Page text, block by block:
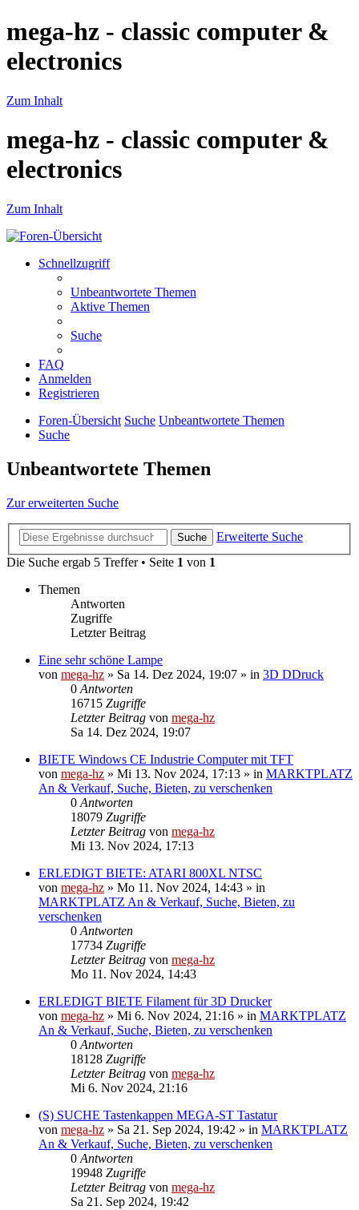
mega-hz - classic computer &
electronics
Zum Inhalt
mega-hz - classic computer &
electronics
Zum Inhalt
Schnellzugriff
Unbeantwortete Themen
Aktive Themen
Suche
FAQ
Anmelden
Registrieren
Foren-Übersicht Suche Unbeantwortete Themen
Suche
Unbeantwortete Themen
Zur erweiterten Suche
Suche
Erweiterte Suche
Die Suche ergab 5 Treffer • Seite 1 von 1
Themen
Antworten
Zugriffe
Letzter Beitrag
Eine sehr schöne Lampe
von mega-hz » Sa 14. Dez 2024, 19:07 » in 3D DDruck
0 Antworten
16715 Zugriffe
Letzter Beitrag von mega-hz
Sa 14. Dez 2024, 19:07
BIETE Windows CE Industrie Computer mit TFT
von mega-hz » Mi 13. Nov 2024, 17:13 » in MARKTPLATZ
An & Verkauf, Suche, Bieten, zu verschenken
0 Antworten
18079 Zugriffe
Letzter Beitrag von mega-hz
Mi 13. Nov 2024, 17:13
ERLEDIGT BIETE: ATARI 800XL NTSC
von mega-hz » Mo 11. Nov 2024, 14:43 » in
MARKTPLATZ An & Verkauf, Suche, Bieten, zu
verschenken
0 Antworten
17734 Zugriffe
Letzter Beitrag von mega-hz
Mo 11. Nov 2024, 14:43
ERLEDIGT BIETE Filament für 3D Drucker
von mega-hz » Mi 6. Nov 2024, 21:16 » in MARKTPLATZ
An & Verkauf, Suche, Bieten, zu verschenken
0 Antworten
18128 Zugriffe
Letzter Beitrag von mega-hz
Mi 6. Nov 2024, 21:16
(S) SUCHE Tastenkappen MEGA-ST Tastatur
von mega-hz » Sa 21. Sep 2024, 19:42 » in MARKTPLATZ
An & Verkauf, Suche, Bieten, zu verschenken
0 Antworten
19948 Zugriffe
Letzter Beitrag von mega-hz
Sa 21. Sep 2024, 19:42